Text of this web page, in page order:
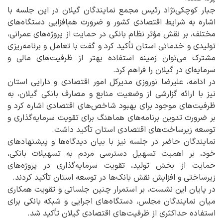
جبار کوچکی‌نژاد رئیس مجمع نمایندگان گیلان در این جلسه با
اشاره به شرایط اقتصادی کشور و ضرورت هم‌افزایی دستگاه‌های
مختلف، بر نقش مؤثر نظام بانکی در حمایت از پروژه‌های عمرانی،
تولیدی و خدماتی استان تأکید کرد و گفت با تعامل و برنامه‌ریزی
مشترک می‌توان زمینه استفاده بهتر از ظرفیت‌های مالی و
سرمایه‌ای در گیلان را فراهم کرد.
در ادامه، علیرضا نوروزی مدیرکل امور اقتصادی و دارایی استان
نیز با ارائه گزارشی از وضعیت منابع و مصارف بانکی گیلان، به
ظرفیت‌های موجود برای بهبود شاخص‌های اقتصادی اشاره کرد و
بر ضرورت تدوین برنامه‌های هماهنگ برای تقویت سرمایه‌گذاری و
توسعه زیرساخت‌های اقتصادی استان تأکید داشت.
نمایندگان حاضر در جلسه نیز با بیان دیدگاه‌ها و پیشنهادهای
خود، بر اهمیت تسهیل دسترسی مردم به تسهیلات بانکی،
حمایت از بخش تولید، تقویت سرمایه‌گذاری در پروژه‌های
زیرساختی و افزایش نقش بانک‌ها در توسعه استان تأکید کردند.
در پایان این نشست، بر استمرار چنین جلساتی و تقویت همکاری
میان نمایندگان مجلس، دستگاه‌های اجرایی و شبکه بانکی برای
استفاده حداکثری از ظرفیت‌های اقتصادی گیلان تأکید شد.